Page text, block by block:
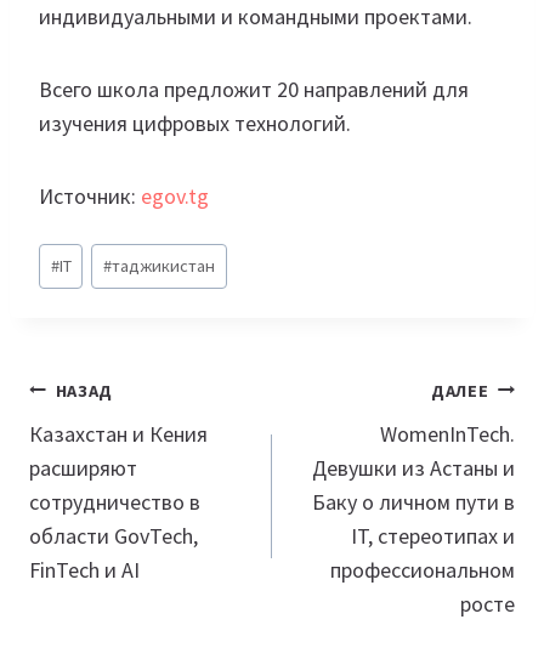
индивидуальными и командными проектами.
Всего школа предложит 20 направлений для
изучения цифровых технологий.
Источник: egov.tg
Метки
записи:
#IT #таджикистан
Навигация
по
записям
НАЗАД
Казахстан и Кения
расширяют
сотрудничество в
области GovTech,
FinTech и AI
ДАЛЕЕ
WomenInTech.
Девушки из Астаны и
Баку о личном пути в
IT, стереотипах и
профессиональном
росте